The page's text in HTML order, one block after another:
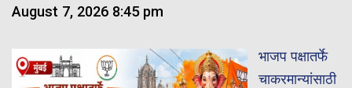
August 7, 2026 8:45 pm
भाजप पक्षातर्फे
चाकरमान्यांसाठी